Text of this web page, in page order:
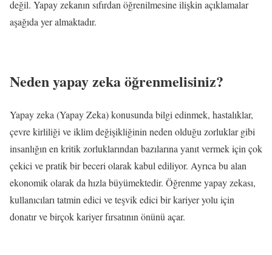
değil. Yapay zekanın sıfırdan öğrenilmesine ilişkin açıklamalar
aşağıda yer almaktadır.
Neden yapay zeka öğrenmelisiniz?
Yapay zeka (Yapay Zeka) konusunda bilgi edinmek, hastalıklar,
çevre kirliliği ve iklim değişikliğinin neden olduğu zorluklar gibi
insanlığın en kritik zorluklarından bazılarına yanıt vermek için çok
çekici ve pratik bir beceri olarak kabul ediliyor. Ayrıca bu alan
ekonomik olarak da hızla büyümektedir. Öğrenme yapay zekası,
kullanıcıları tatmin edici ve teşvik edici bir kariyer yolu için
donatır ve birçok kariyer fırsatının önünü açar.